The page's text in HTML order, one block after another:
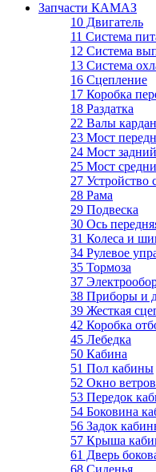
Запчасти КАМАЗ
10 Двигатель
11 Система
12 Система
13 Система
16 Сцепление
17 Коробка
18 Раздатка
22 Валы
23 Мост
24 Мост задний
25 Мост
27 Устройство
28 Рама
29 Подвеска
30 Ось
31 Колеса и
34 Рулевое
35 Тормоза
37
38 Приборы и
39 Жесткая
42 Коробка
45 Лебедка
50 Кабина
51 Пол кабины
52 Окно
53 Передок
54 Боковина
56 Задок
57 Крыша
61 Дверь
68 Сиденья